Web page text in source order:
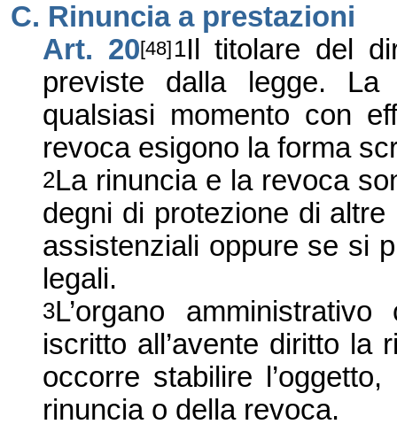
C. Rinuncia a prestazioni
Art. 20[48] 1Il titolare del
previste dalla legge.
qualsiasi momento con
revoca esigono la forma
2La rinuncia e la revoca
degni di protezione di
assistenziali oppure se si
legali.
3L’organo
iscritto all’avente diritto la
occorre stabilire
rinuncia o della revoca.